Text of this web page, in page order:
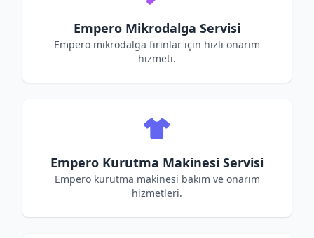
Empero Mikrodalga Servisi
Empero mikrodalga fırınlar için hızlı onarım
hizmeti.
Empero Kurutma Makinesi Servisi
Empero kurutma makinesi bakım ve onarım
hizmetleri.